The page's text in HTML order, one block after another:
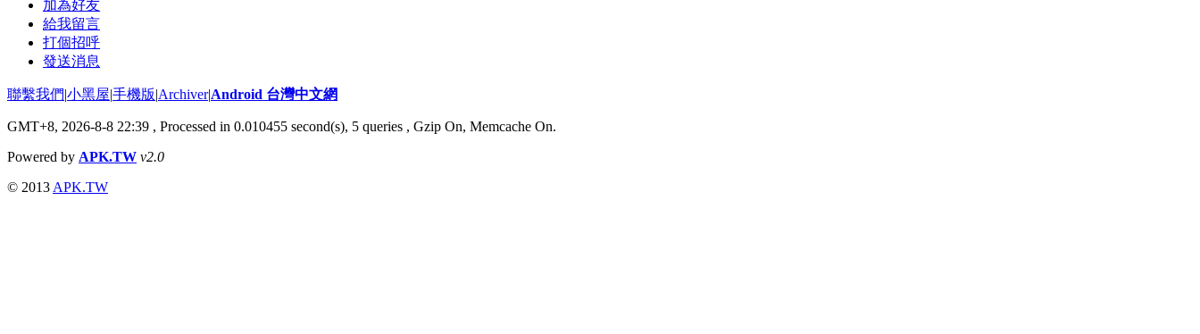
加為好友
給我留言
打個招呼
發送消息
聯繫我們|小黑屋|手機版|Archiver|Android 台灣中文網
GMT+8, 2026-8-8 22:39 , Processed in 0.010455 second(s), 5 queries , Gzip On, Memcache On.
Powered by APK.TW v2.0
© 2013 APK.TW